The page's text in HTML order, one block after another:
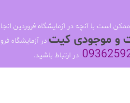
ممکن است با آنچه در آزمایشگاه فروردین
و موجودی کیتدر آزمایشگاه
در ارتباط باشید.